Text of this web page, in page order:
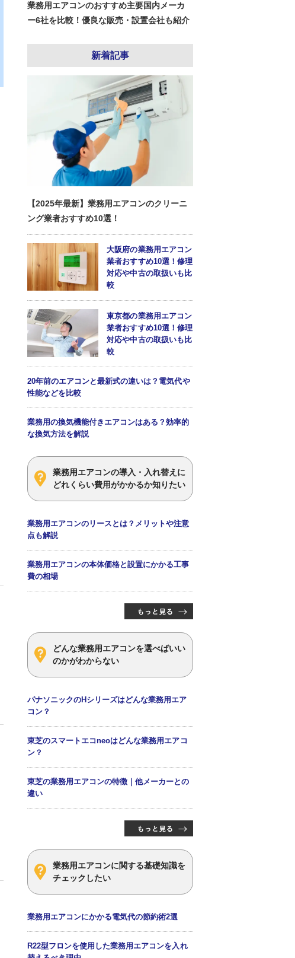
業務用エアコンのおすすめ主要国内メーカ
ー6社を比較！優良な販売・設置会社も紹介
新着記事
【2025年最新】業務用エアコンのクリーニ
ング業者おすすめ10選！
大阪府の業務用エアコン
業者おすすめ10選！修理
対応や中古の取扱いも比
較
東京都の業務用エアコン
業者おすすめ10選！修理
対応や中古の取扱いも比
較
20年前のエアコンと最新式の違いは？電気代や
性能などを比較
業務用の換気機能付きエアコンはある？効率的
な換気方法を解説
業務用エアコンの導入・入れ替えに
どれくらい費用がかかるか知りたい
業務用エアコンのリースとは？メリットや注意
点も解説
業務用エアコンの本体価格と設置にかかる工事
費の相場
どんな業務用エアコンを選べばいい
のかがわからない
パナソニックのHシリーズはどんな業務用エア
コン？
東芝のスマートエコneoはどんな業務用エアコ
ン？
東芝の業務用エアコンの特徴｜他メーカーとの
違い
業務用エアコンに関する基礎知識を
チェックしたい
業務用エアコンにかかる電気代の節約術2選
R22型フロンを使用した業務用エアコンを入れ